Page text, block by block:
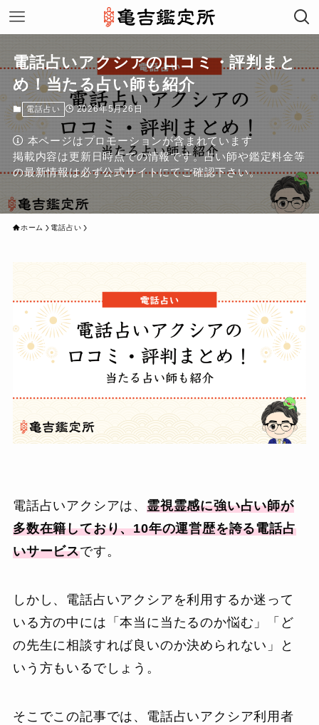
電話占いアクシアの口コミ・評判まと
め！当たる占い師も紹介
電話占い 2026年5月26日
本ページはプロモーションが含まれています
掲載内容は更新日時点での情報です。占い師や鑑定料金等
の最新情報は必ず公式サイトにてご確認下さい。
ホーム 電話占い
電話占いアクシアは、 霊視霊感に強い占い師が
多数在籍しており、10年の運営歴を誇る電話占
いサービスです。
しかし、電話占いアクシアを利用するか迷って
いる方の中には「本当に当たるのか悩む」「ど
の先生に相談すれば良いのか決められない」と
いう方もいるでしょう。
そこでこの記事では、電話占いアクシア利用者